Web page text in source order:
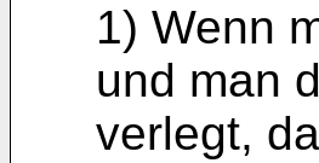
1) Wenn
und man
verlegt,